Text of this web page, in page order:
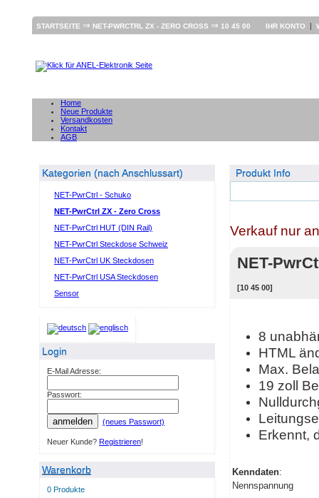
STARTSEITE ⇒ NET-PWRCTRL ZX - ZERO CROSS ⇒ 10 45 00 IHR KONTO |
Home
Neue Produkte
Versandkosten
Kontakt
AGB
Kategorien (nach Anschlussart)
NET-PwrCtrl - Schuko
NET-PwrCtrl ZX - Zero Cross
NET-PwrCtrl HUT (DIN Rail)
NET-PwrCtrl Steckdose Schweiz
NET-PwrCtrl UK Steckdosen
NET-PwrCtrl USA Steckdosen
Sensor
Login
E-Mail Adresse:
Passwort:
anmelden (neues Passwort)
Neuer Kunde? Registrieren!
Warenkorb
0 Produkte
Produkt Info
Verkauf nur
NET-
[10 45 00]
8
HTML
Max.
19 zoll
Erkennt,
Kenndaten:
Nennspannung